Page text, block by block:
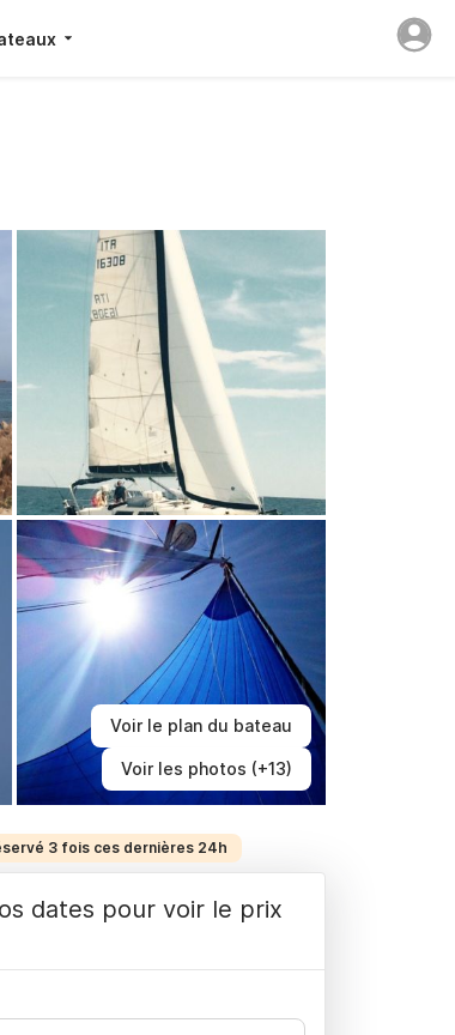
Voir le plan du bateau
Voir les photos (+13)
3 fois ces dernières 24h
dates pour voir le prix